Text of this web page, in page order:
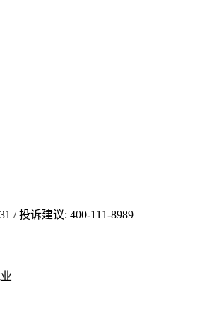
/ 投诉建议: 400-111-8989